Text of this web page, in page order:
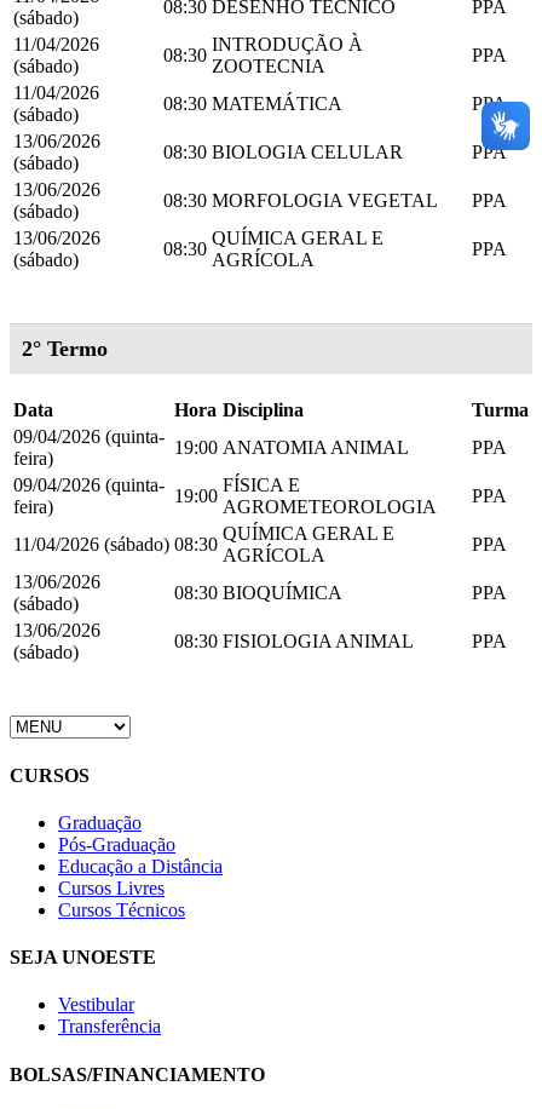
(sábado)
08:30 DESENHO TÉCNICO
PPA
11/04/2026
(sábado)
08:30
INTRODUÇÃO À
ZOOTECNIA
PPA
11/04/2026
(sábado)
08:30 MATEMÁTICA
PPA
13/06/2026
(sábado)
08:30 BIOLOGIA CELULAR
PPA
13/06/2026
(sábado)
08:30 MORFOLOGIA VEGETAL
PPA
13/06/2026
(sábado)
08:30
QUÍMICA GERAL E
AGRÍCOLA
PPA
2° Termo
Data Hora Disciplina
Turma
09/04/2026 (quinta-
feira)
19:00 ANATOMIA ANIMAL
PPA
09/04/2026 (quinta-
feira)
19:00
FÍSICA E
AGROMETEOROLOGIA
PPA
11/04/2026 (sábado) 08:30
QUÍMICA GERAL E
AGRÍCOLA
PPA
13/06/2026
(sábado)
08:30 BIOQUÍMICA
PPA
13/06/2026
(sábado)
08:30 FISIOLOGIA ANIMAL PPA
CURSOS
Graduação
Pós-Graduação
Educação a Distância
Cursos Livres
Cursos Técnicos
SEJA UNOESTE
Vestibular
Transferência
BOLSAS/FINANCIAMENTO